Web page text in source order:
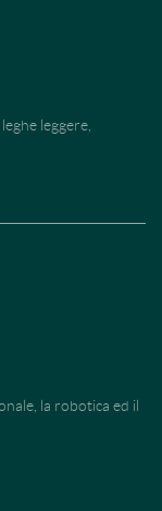
leggere,
la robotica ed il